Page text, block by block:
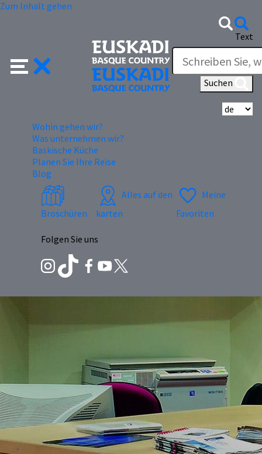
Zum Inhalt gehen
Text
Suchen
Wohin gehen wir?
Was unternehmen wir?
Baskische Küche
Planen Sie Ihre Reise
Blog
Broschüren
Alles auf den
karten
Meine
Favoriten
Folgen Sie uns